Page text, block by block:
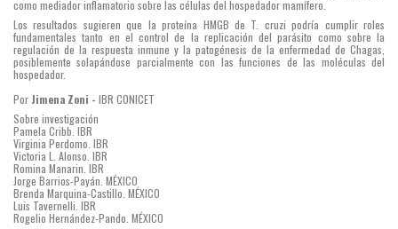
como mediador inflamatorio sobre las células del hospedador mamífero.
Los resultados sugieren que la proteína HMGB de T. cruzi podría cumplir roles
fundamentales tanto en el control de la replicación del parásito como sobre la
regulación de la respuesta inmune y la patogénesis de la enfermedad de Chagas,
posiblemente solapándose parcialmente con las funciones de las moléculas del
hospedador.
Por Jimena Zoni - IBR CONICET
Sobre investigación
Pamela Cribb. IBR
Virginia Perdomo. IBR
Victoria L. Alonso. IBR
Romina Manarin. IBR
Jorge Barrios-Payán. MÉXICO
Brenda Marquina-Castillo. MÉXICO
Luis Tavernelli. IBR
Rogelio Hernández-Pando. MÉXICO